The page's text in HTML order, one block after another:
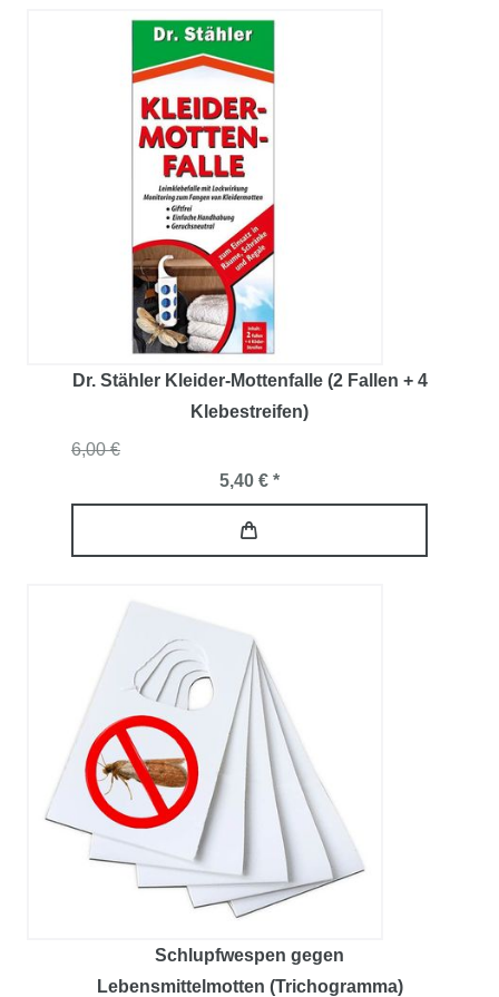
Dr. Stähler Kleider-Mottenfalle (2 Fallen + 4
Klebestreifen)
6,00 €
5,40 € *
Schlupfwespen gegen
Lebensmittelmotten (Trichogramma)